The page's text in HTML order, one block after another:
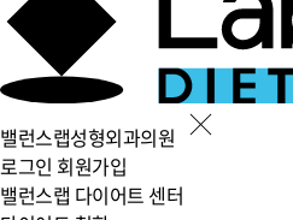
밸런스랩성형외과의원
로그인 회원가입
밸런스랩 다이어트 센터